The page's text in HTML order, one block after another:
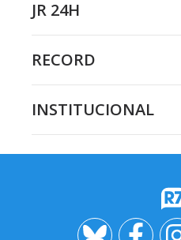
JR 24H
RECORD
INSTITUCIONAL